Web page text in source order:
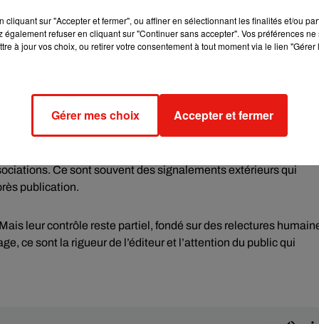
éditeurs. Ceux-ci soumettent leurs manuscrits à des
et parfois d’experts disciplinaires. Ces comités
de détecter les erreurs factuelles.
ne peuvent pas toujours anticiper toutes les connotations
surtout lorsqu’elles touchent à des sujets
repose largement sur la responsabilité éditoriale et sur la
Ce sont souvent des signalements extérieurs qui
publication.
leur contrôle reste partiel, fondé sur des relectures
ce sont la rigueur de l’éditeur et l’attention du public qui
cliquant sur "Accepter et fermer", ou affiner en sélectionnant les finalités et/ou
également refuser en cliquant sur "Continuer sans accepter". Vos préférences
à jour vos choix, ou retirer votre consentement à tout moment via le lien
Gérer mes choix Accepter et fermer